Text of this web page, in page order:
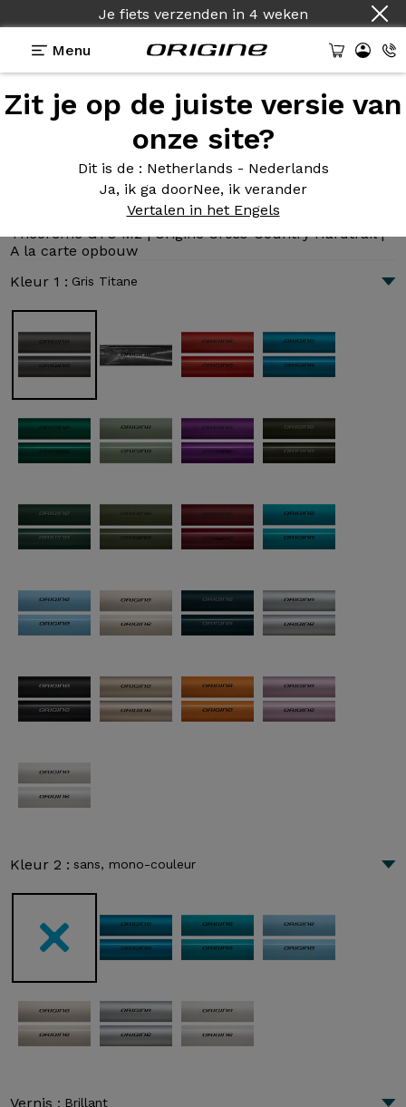
Je fiets verzenden in 4 weken
Menu
Zit je op de juiste versie van
onze site?
Dit is de : Netherlands - Nederlands
Ja, ik ga doorNee, ik verander
Vertalen in het Engels
Presentatie Technologie
Théorème GTO M2
Théorème GTO M2 | Origine Cross-Country Hardtrail |
A la carte opbouw
Kleur 1 : Gris Titane
Kleur 2 : sans, mono-couleur
Vernis : Brillant